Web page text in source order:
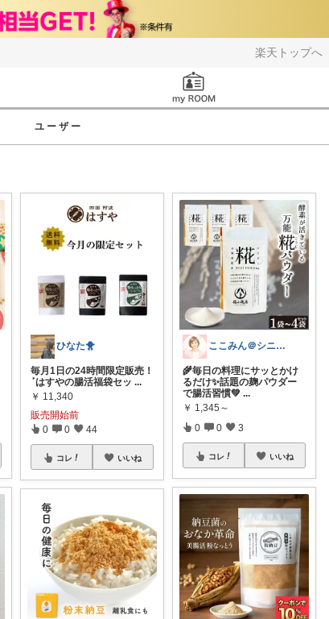
楽天トップへ
ユーザー
ひなた🐥
毎月1日の24時間限定販売！
‎ܰ ‎ はすやの腸活福袋セッ ...
￥ 11,340
販売開始前
0 0 44
コレ いいね
ここみん＠シニアを応援
🌾毎日の料理にサッとかけ
るだけ✨話題の麹パウダー
で腸活習慣💚...
￥ 1,345～
0 0 3
コレ いいね